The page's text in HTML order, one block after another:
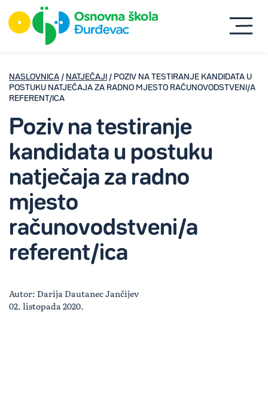
NASLOVNICA / NATJEČAJI
/ POZIV NA TESTIRANJE KANDIDATA U
POSTUKU NATJEČAJA ZA RADNO MJESTO RAČUNOVODSTVENI/A
REFERENT/ICA
Poziv na testiranje
kandidata u postuku
natječaja za radno
mjesto
računovodstveni/a
referent/ica
Autor: Darija Dautanec Jančijev
02. listopada 2020.